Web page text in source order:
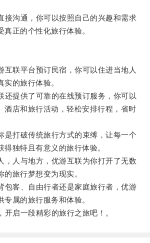
沟通，你可以按照自己的兴趣和需求
真正的个性化旅行体验。
联平台预订民宿，你可以住进当地人
实的旅行体验。
提供了可靠的在线预订服务，你可以
酒店和旅行活动，轻松安排行程，省时
打破传统旅行方式的束缚，让每一个
得独特且有意义的旅行体验。
人与地方，优游互联为你打开了无数
旅行梦想变为现实。
客、自由行者还是家庭旅行者，优游
属的旅行服务和体验。
启一段精彩的旅行之旅吧！。